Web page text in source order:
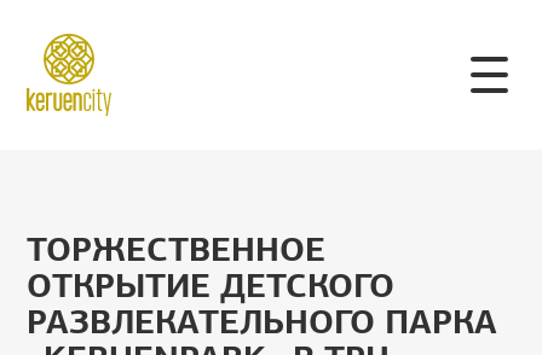
ТОРЖЕСТВЕННОЕ
ОТКРЫТИЕ ДЕТСКОГО
РАЗВЛЕКАТЕЛЬНОГО ПАРКА